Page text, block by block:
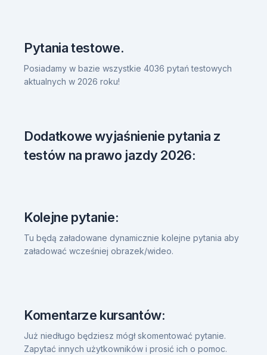
Pytania testowe.
Posiadamy w bazie wszystkie 4036 pytań testowych
aktualnych w 2026 roku!
Dodatkowe wyjaśnienie pytania z
testów na prawo jazdy 2026:
Kolejne pytanie:
Tu będą załadowane dynamicznie kolejne pytania aby
załadować wcześniej obrazek/wideo.
Komentarze kursantów:
Już niedługo będziesz mógł skomentować pytanie.
Zapytać innych użytkowników i prosić ich o pomoc.